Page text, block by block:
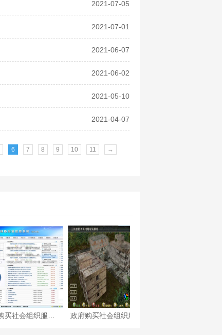
2021-07-05
2021-07-01
2021-06-07
2021-06-02
2021-05-10
2021-04-07
6 7 8 9 10 11 →
政府购买社会组织服务项目—运用云计算的网络社会舆情监测 政府购买社会组织服务项目—计算机虚拟现实